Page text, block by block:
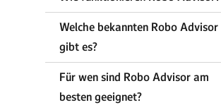
Welche bekannten Robo Advisor
gibt es?
Für wen sind Robo Advisor am
besten geeignet?